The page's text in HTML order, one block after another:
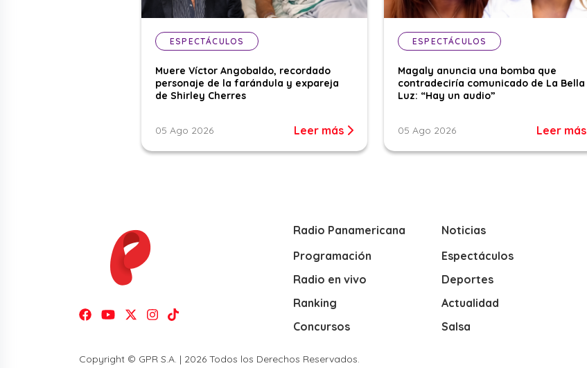
ESPECTÁCULOS
Muere Víctor Angobaldo, recordado
personaje de la farándula y expareja
de Shirley Cherres
05 Ago 2026 Leer más
ESPECTÁCULOS
Magaly anuncia una bomba que
contradeciría comunicado de La Bella
Luz: “Hay un audio”
05 Ago 2026 Leer más
Radio Panamericana
Programación
Radio en vivo
Ranking
Concursos
Noticias
Espectáculos
Deportes
Actualidad
Salsa
Copyright © GPR S.A. | 2026 Todos los Derechos Reservados.